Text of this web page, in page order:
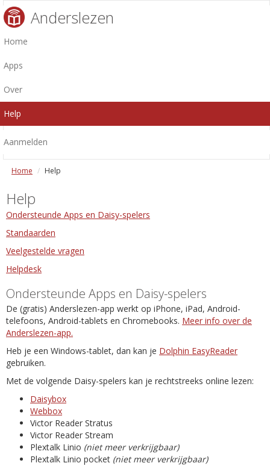
Anderslezen
Home
Apps
Over
Help
Aanmelden
Home Help
Help
Ondersteunde Apps en Daisy-spelers
Standaarden
Veelgestelde vragen
Helpdesk
Ondersteunde Apps en Daisy-spelers
De (gratis) Anderslezen-app werkt op iPhone, iPad, Android-
telefoons, Android-tablets en Chromebooks. Meer info over de
Anderslezen-app.
Heb je een Windows-tablet, dan kan je Dolphin EasyReader
gebruiken.
Met de volgende Daisy-spelers kan je rechtstreeks online lezen:
Daisybox
Webbox
Victor Reader Stratus
Victor Reader Stream
Plextalk Linio (niet meer verkrijgbaar)
Plextalk Linio pocket (niet meer verkrijgbaar)